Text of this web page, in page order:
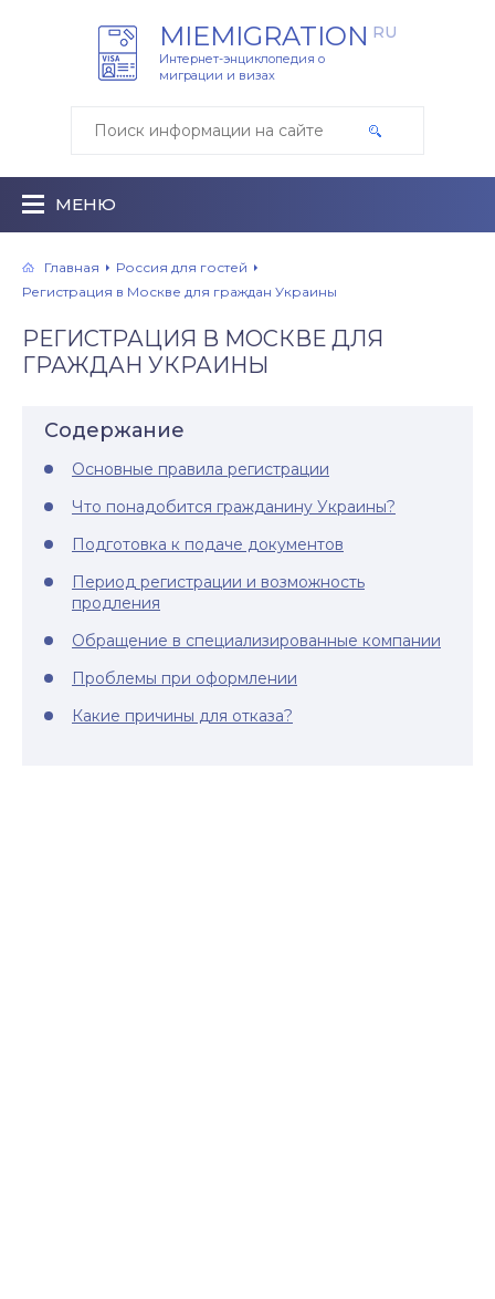
MIEMIGRATION RU
Интернет-энциклопедия о
миграции и визах
МЕНЮ
Главная
Россия для гостей
Регистрация в Москве для граждан Украины
РЕГИСТРАЦИЯ В МОСКВЕ ДЛЯ
ГРАЖДАН УКРАИНЫ
Содержание
Основные правила регистрации
Что понадобится гражданину Украины?
Подготовка к подаче документов
Период регистрации и возможность
продления
Обращение в специализированные компании
Проблемы при оформлении
Какие причины для отказа?